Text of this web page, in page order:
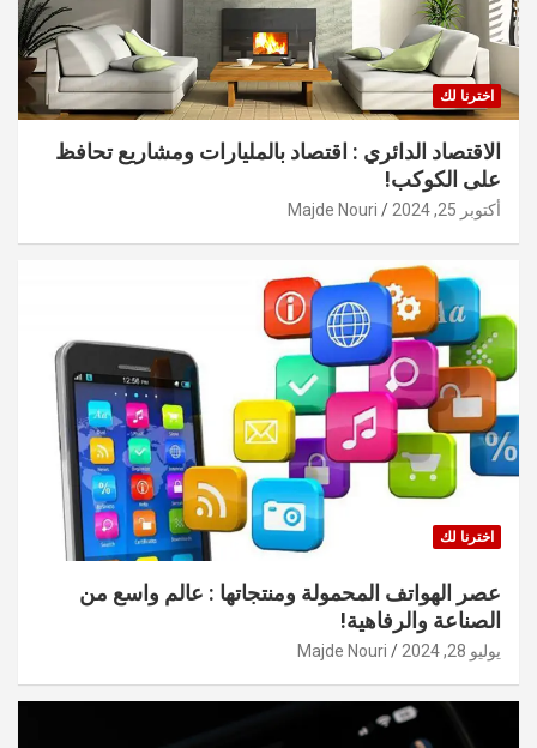
اخترنا لك
الاقتصاد الدائري : اقتصاد بالمليارات ومشاريع تحافظ
على الكوكب!
أكتوبر 25, 2024 Majde Nouri
اخترنا لك
عصر الهواتف المحمولة ومنتجاتها : عالم واسع من
الصناعة والرفاهية!
يوليو 28, 2024 Majde Nouri